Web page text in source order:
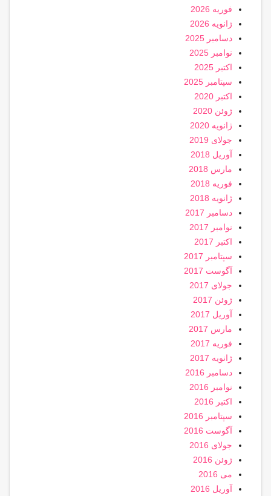
فوریه 2026
ژانویه 2026
دسامبر 2025
نوامبر 2025
اکتبر 2025
سپتامبر 2025
اکتبر 2020
ژوئن 2020
ژانویه 2020
جولای 2019
آوریل 2018
مارس 2018
فوریه 2018
ژانویه 2018
دسامبر 2017
نوامبر 2017
اکتبر 2017
سپتامبر 2017
آگوست 2017
جولای 2017
ژوئن 2017
آوریل 2017
مارس 2017
فوریه 2017
ژانویه 2017
دسامبر 2016
نوامبر 2016
اکتبر 2016
سپتامبر 2016
آگوست 2016
جولای 2016
ژوئن 2016
می 2016
آوریل 2016